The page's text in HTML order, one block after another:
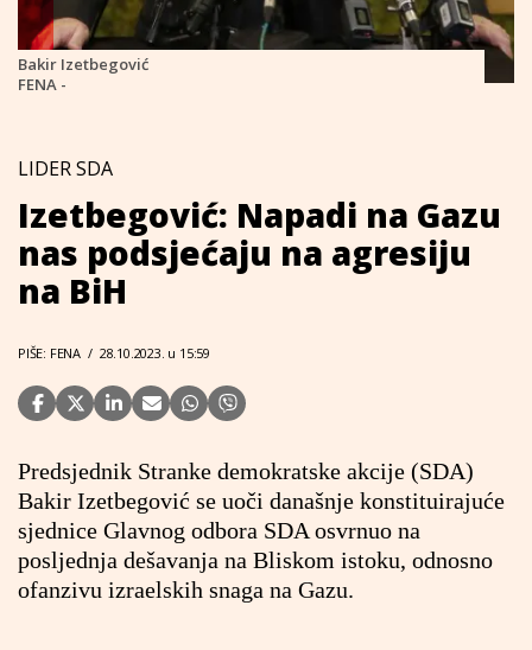
Bakir Izetbegović
FENA -
LIDER SDA
Izetbegović: Napadi na Gazu
nas podsjećaju na agresiju
na BiH
PIŠE: FENA / 28.10.2023. u 15:59
Predsjednik Stranke demokratske akcije (SDA)
Bakir Izetbegović se uoči današnje konstituirajuće
sjednice Glavnog odbora SDA osvrnuo na
posljednja dešavanja na Bliskom istoku, odnosno
ofanzivu izraelskih snaga na Gazu.